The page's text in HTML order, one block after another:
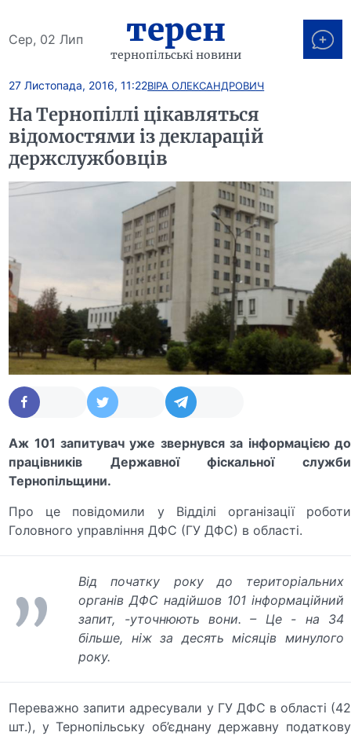
Сер, 02 Лип терен
тернопільські новини
27 Листопада, 2016, 11:22ВІРА ОЛЕКСАНДРОВИЧ
На Тернопіллі цікавляться
відомостями із декларацій
держслужбовців
Аж 101 запитувач уже звернувся за інформацією до
працівників Державної фіскальної служби
Тернопільщини.
Про це повідомили у Відділі організації роботи
Головного управління ДФС (ГУ ДФС) в області.
Від початку року до територіальних
органів ДФС надійшов 101 інформаційний
запит, -уточнюють вони. – Це - на 34
більше, ніж за десять місяців минулого
року.
Переважно запити адресували у ГУ ДФС в області (42
шт.), у Тернопільську об’єднану державну податкову